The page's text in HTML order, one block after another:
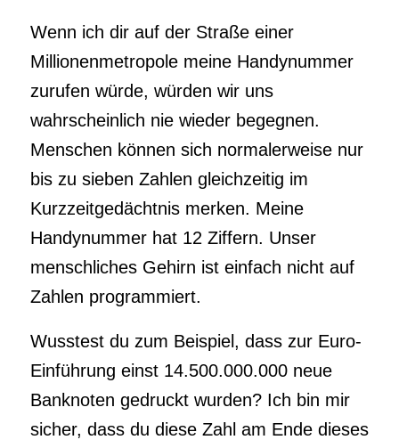
Wenn ich dir auf der Straße einer
Millionenmetropole meine Handynummer
zurufen würde, würden wir uns
wahrscheinlich nie wieder begegnen.
Menschen können sich normalerweise nur
bis zu sieben Zahlen gleichzeitig im
Kurzzeitgedächtnis merken. Meine
Handynummer hat 12 Ziffern. Unser
menschliches Gehirn ist einfach nicht auf
Zahlen programmiert.
Wusstest du zum Beispiel, dass zur Euro-
Einführung einst 14.500.000.000 neue
Banknoten gedruckt wurden? Ich bin mir
sicher, dass du diese Zahl am Ende dieses